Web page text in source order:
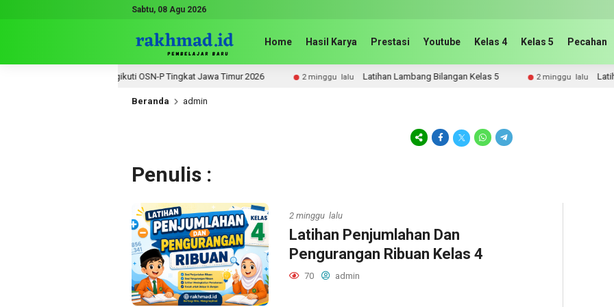
Sabtu, 08 Agu 2026
Home Hasil Karya Prestasi Youtube Kelas 4 Kelas 5 Pecahan
Kota Madiun Mengikuti OSN-P Tingkat Jawa Timur 2026 2 minggu lalu Latihan Lambang Bilangan Kelas 5 2 minggu lalu Latihan
Beranda admin
Penulis :
2 minggu lalu
Latihan Penjumlahan Dan
Pengurangan Ribuan Kelas 4
70 admin